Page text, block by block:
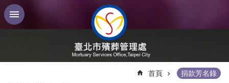
跳到主要內容區塊
首頁 捐款芳名錄